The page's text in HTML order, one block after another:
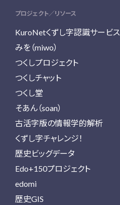
プロジェクト／リソース
KuroNetくずし字認識サービス
みを（miwo）
つくしプロジェクト
つくしチャット
つくし堂
そあん（soan）
古活字版の情報学的解析
くずし字チャレンジ！
歴史ビッグデータ
Edo+150プロジェクト
edomi
歴史GIS